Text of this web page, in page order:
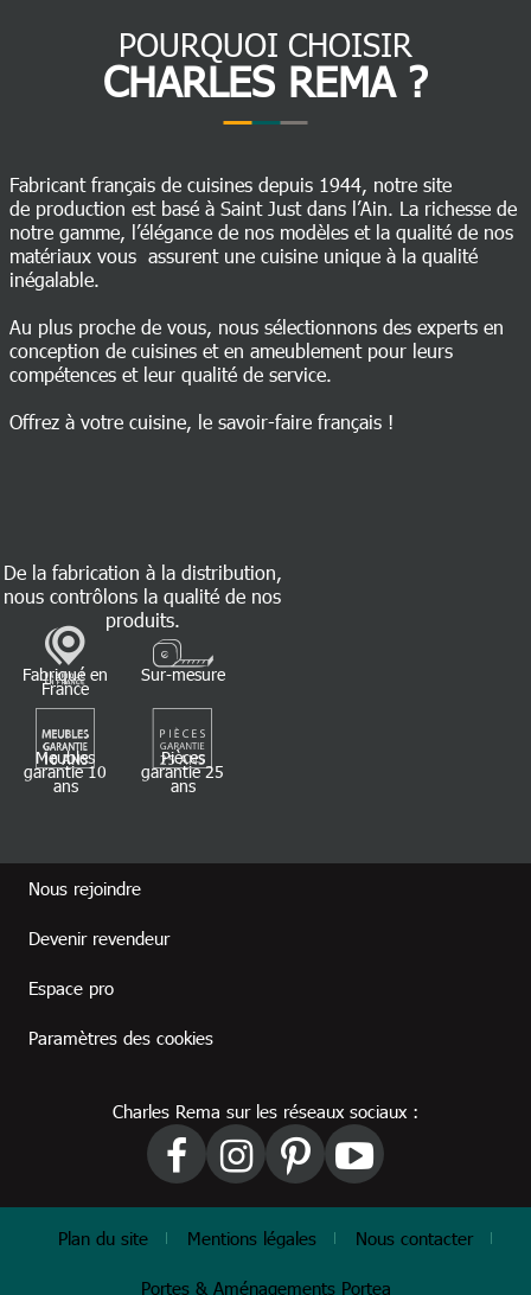
POURQUOI CHOISIR
CHARLES REMA ?
Fabricant français de cuisines depuis 1944, notre site
de production est basé à Saint Just dans l’Ain. La richesse de
notre gamme, l’élégance de nos modèles et la qualité de nos
matériaux vous assurent une cuisine unique à la qualité
inégalable.
Au plus proche de vous, nous sélectionnons des experts en
conception de cuisines et en ameublement pour leurs
compétences et leur qualité de service.
Offrez à votre cuisine, le savoir-faire français !
De la fabrication à la distribution,
nous contrôlons la qualité de nos
produits.
Fabriqué en
France
Sur-mesure
Meubles
garantie 10
ans
Pièces
garantie 25
ans
Nous rejoindre
Devenir revendeur
Espace pro
Paramètres des cookies
Charles Rema sur les réseaux sociaux :
Plan du site Mentions légales Nous contacter
Portes & Aménagements Portea